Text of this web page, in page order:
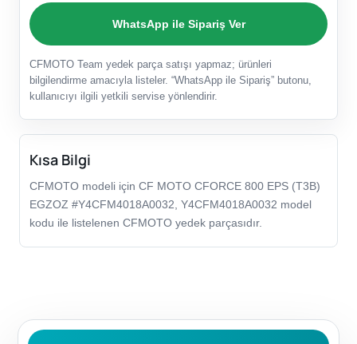
WhatsApp ile Sipariş Ver
CFMOTO Team yedek parça satışı yapmaz; ürünleri
bilgilendirme amacıyla listeler. “WhatsApp ile Sipariş” butonu,
kullanıcıyı ilgili yetkili servise yönlendirir.
Kısa Bilgi
CFMOTO modeli için CF MOTO CFORCE 800 EPS (T3B)
EGZOZ #Y4CFM4018A0032, Y4CFM4018A0032 model
kodu ile listelenen CFMOTO yedek parçasıdır.